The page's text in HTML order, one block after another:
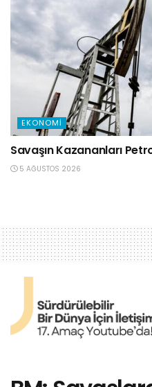
EKONOMI
Savaşın Kazananları
5 AĞUSTOS 2026